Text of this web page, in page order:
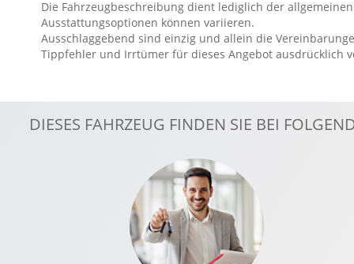
Gespannstabilisierung
Hecktüren 180° Öffnungswinkel
Die Fahrzeugbeschreibung dient lediglich der
Ausstattungsoptionen können variieren.
Ausschlaggebend sind einzig und allein die
Tippfehler und Irrtümer für dieses Angebot ausdrücklich
DIESES FAHRZEUG FINDEN SIE BEI